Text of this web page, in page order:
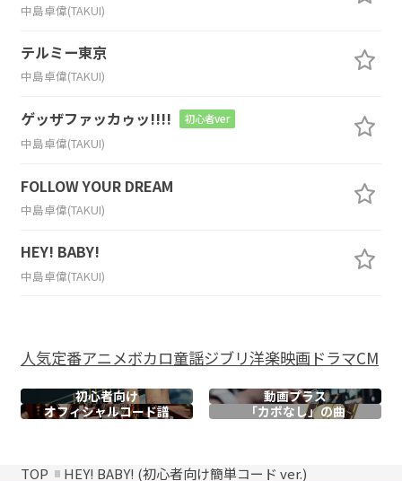
中島卓偉(TAKUI)
テルミー東京
中島卓偉(TAKUI)
ゲッザファッカゥッ!!!! 初心者ver
中島卓偉(TAKUI)
FOLLOW YOUR DREAM
中島卓偉(TAKUI)
HEY! BABY!
中島卓偉(TAKUI)
人気定番アニメボカロ童謡ジブリ洋楽映画ドラマCM
初心者向け
動画プラス
オフィシャルコード譜 「カポなし」の曲
TOP HEY! BABY! (初心者向け簡単コード ver.)